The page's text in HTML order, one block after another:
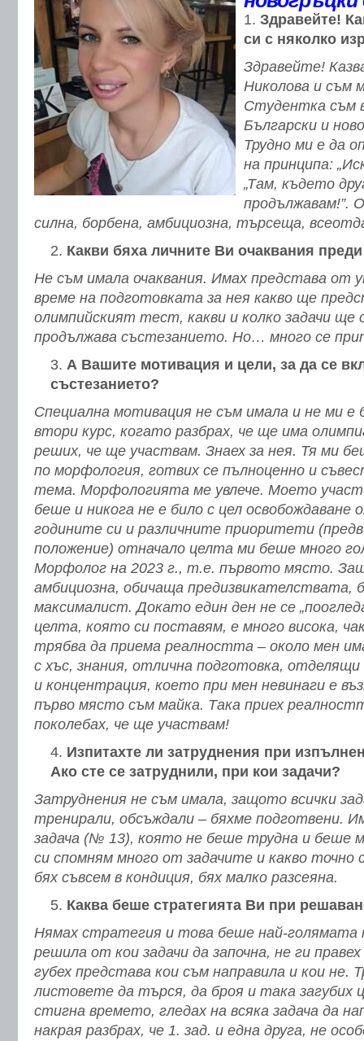
Здравейте!
си с няколко
Здравейте!
Николова и съм
Студентка съм
Български и
Трудно ми е да
на принципа:
„Там, където
продължавам!”.
силна, борбена, амбициозна, търсеща,
Какви бяха личните Ви очаквания
Не съм имала очаквания. Имах представа от
време на подготовката за нея какво ще
олимпийският тест, какви и колко задачи ще
продължава състезанието. Но… много се
А Вашите мотивация и цели, за да се
състезанието?
Специална мотивация не съм имала и не ми е
втори курс, когато разбрах, че ще има
реших, че ще участвам. Знаех за нея. Тя ми
по морфология, готвих се пълноценно и
тема. Морфологията ме увлече. Моето
беше и никога не е било с цел освобождаване
годините си и различните приоритети
положение) отначало целта ми беше много
Морфолог на 2023 г., т.е. първото място.
амбициозна, обичаща предизвикателствата,
максималист. Докато един ден не се
целта, която си поставям, е много висока,
трябва да приема реалността – около мен
с хъс, знания, отлична подготовка,
и концентрация, което при мен невинаги е
първо място съм майка. Така приех
поколебах, че ще участвам!
Изпитахте ли затруднения при
Ако сте се затруднили, при кои задачи?
Затруднения не съм имала, защото всички
тренирали, обсъждали – бяхме подготвени.
задача (№ 13), която не беше трудна и беше
си спомням много от задачите и какво точно
бях съвсем в кондиция, бях малко разсеяна.
Каква беше стратегията Ви при
Нямах стратегия и това беше най-голямата
решила от кои задачи да започна, не ги
губех представа кои съм направила и кои не.
листовете да търся, да броя и така загубих
стигна времето, гледах на всяка задача да
накрая разбрах, че 1. зад. и една друга, не